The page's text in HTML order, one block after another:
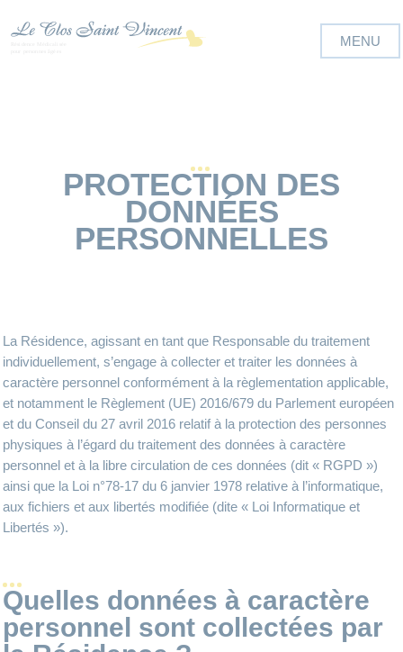
PROTECTION DES
DONNÉES
PERSONNELLES
La Résidence, agissant en tant que Responsable du traitement
individuellement, s’engage à collecter et traiter les données à
caractère personnel conformément à la règlementation applicable,
et notamment le Règlement (UE) 2016/679 du Parlement européen
et du Conseil du 27 avril 2016 relatif à la protection des personnes
physiques à l’égard du traitement des données à caractère
personnel et à la libre circulation de ces données (dit « RGPD »)
ainsi que la Loi n°78-17 du 6 janvier 1978 relative à l’informatique,
aux fichiers et aux libertés modifiée (dite « Loi Informatique et
Libertés »).
Quelles données à caractère
personnel sont collectées par